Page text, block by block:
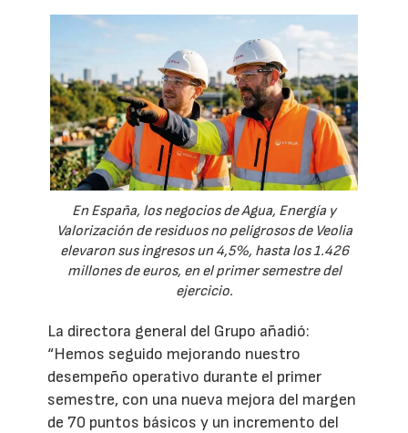
En España, los negocios de Agua, Energía y
Valorización de residuos no peligrosos de Veolia
elevaron sus ingresos un 4,5%, hasta los 1.426
millones de euros, en el primer semestre del
ejercicio.
La directora general del Grupo añadió:
“Hemos seguido mejorando nuestro
desempeño operativo durante el primer
semestre, con una nueva mejora del margen
de 70 puntos básicos y un incremento del